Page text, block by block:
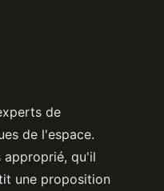
de
de l'espace.
approprié, qu'il
une proposition